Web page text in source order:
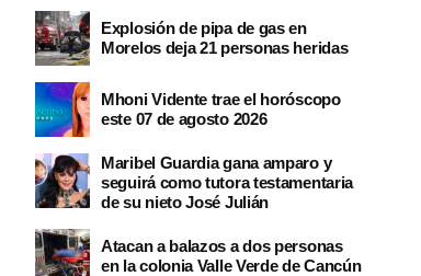
Explosión de pipa de gas en
Morelos deja 21 personas heridas
Mhoni Vidente trae el horóscopo
este 07 de agosto 2026
Maribel Guardia gana amparo y
seguirá como tutora testamentaria
de su nieto José Julián
Atacan a balazos a dos personas
en la colonia Valle Verde de Cancún